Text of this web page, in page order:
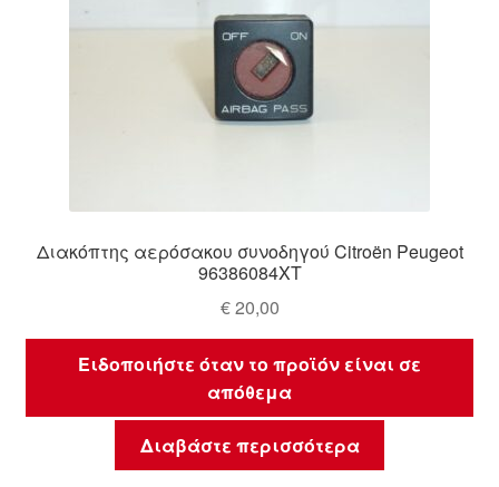
Διακόπτης αερόσακου συνοδηγού Citroën Peugeot
96386084XT
€20,00
Ειδοποιήστε όταν το προϊόν είναι σε
απόθεμα
Διαβάστε περισσότερα